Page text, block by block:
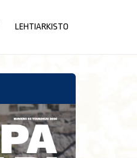
LEHTIARKISTO